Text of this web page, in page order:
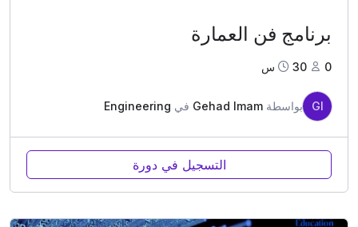
برنامج فن العمارة
0 30س
GI بواسطة Gehad Imam في Engineering
التسجيل في دورة